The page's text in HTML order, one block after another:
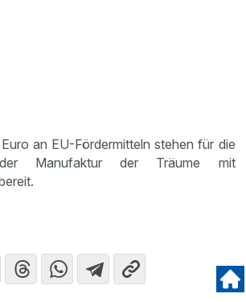
an EU-Fördermitteln stehen für die
der Manufaktur der Träume mit